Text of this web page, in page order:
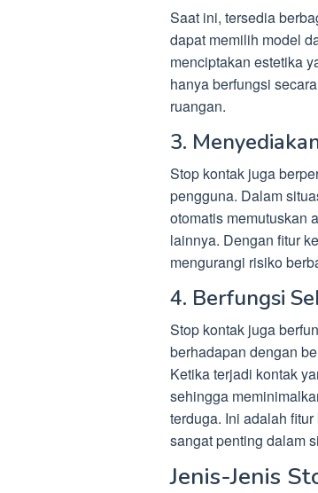
Saat ini, tersedia
dapat memilih model
menciptakan estetika
hanya berfungsi
ruangan.
3.
Stop kontak juga
pengguna. Dalam
otomatis memutuskan
lainnya. Dengan fitur
mengurangi risiko
4. Berfungsi
Stop kontak juga
berhadapan dengan
Ketika terjadi kontak
sehingga
terduga. Ini adalah
sangat penting dalam
Jenis-Jenis